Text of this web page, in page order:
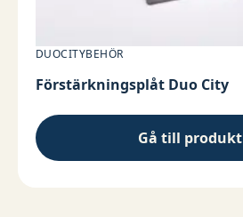
DUOCITYBEHÖR
Förstärkningsplåt Duo City
Gå till produkt